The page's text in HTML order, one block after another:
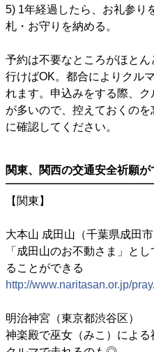
5) 1年経過したら、お礼参り
札・お守りを納める。
予約は不要なところがほと
行けばOK。都合によりクル
れます。申込みをする際、
が多いので、控えておくの
に確認してください。
関東、関西の交通安全祈願が
【関東】
大本山 成田山（千葉県成田市
「成田山のお不動さま」と
ることができる
http://www.naritasan.or.jp/
明治神宮（東京都渋谷区）
神楽殿で巫女（みこ）によ